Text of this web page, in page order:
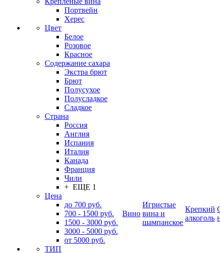
Портвейн
Херес
Цвет
Белое
Розовое
Красное
Содержание сахара
Экстра брют
Брют
Полусухое
Полусладкое
Сладкое
Страна
Россия
Англия
Испания
Италия
Канада
Франция
Чили
+ ЕЩЕ 1
Цена
до 700 руб.
700 - 1500 руб.
1500 - 3000 руб.
3000 - 5000 руб.
от 5000 руб.
ТИП
Вино
Игристые
вина и
шампанское
Крепкий
алкоголь